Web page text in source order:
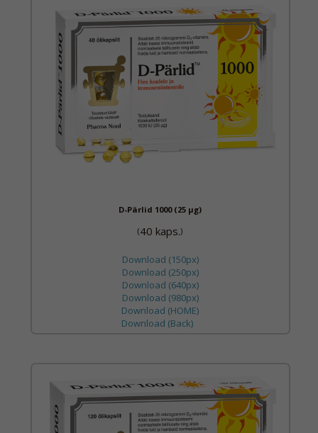
D-Pärlid 1000 (25 µg)
(40 kaps.)
Download (150px)
Download (250px)
Download (640px)
Download (980px)
Download (HOME)
Download (Back)